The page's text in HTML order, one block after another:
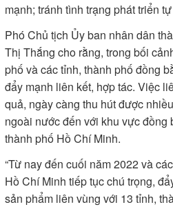
mạnh; tránh tình trạng phát triển
Phó Chủ tịch Ủy ban nhân dân
Thị Thắng cho rằng, trong bối
phố và các tỉnh, thành phố đồng
đẩy mạnh liên kết, hợp tác. Việc
quả, ngày càng thu hút được
ngoài nước đến với khu vực đồng
thành phố Hồ Chí Minh.
“Từ nay đến cuối năm 2022 và
Hồ Chí Minh tiếp tục chú trọng,
sản phẩm liên vùng với 13 tỉnh,